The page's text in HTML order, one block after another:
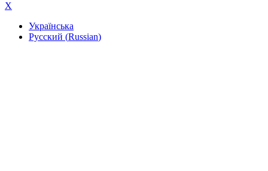
X
Українська
Русский (Russian)